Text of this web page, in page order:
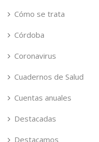
Cómo se trata
Córdoba
Coronavirus
Cuadernos de Salud
Cuentas anuales
Destacadas
Destacamos